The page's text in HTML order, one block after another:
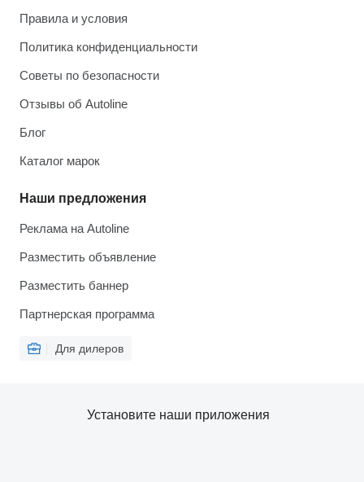
Правила и условия
Политика конфиденциальности
Советы по безопасности
Отзывы об Autoline
Блог
Каталог марок
Наши предложения
Реклама на Autoline
Разместить объявление
Разместить баннер
Партнерская программа
Для дилеров
Установите наши приложения